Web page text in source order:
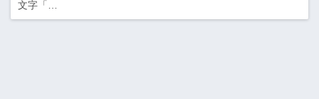
文字「…